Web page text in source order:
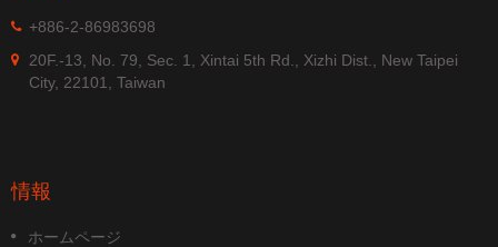
+886-2-86983698
20F.-13, No. 79, Sec. 1, Xintai 5th Rd., Xizhi Dist., New Taipei
City, 22101, Taiwan
情報
ホームページ